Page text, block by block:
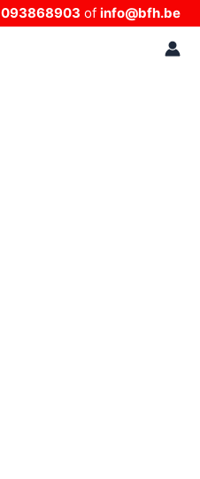
093868903 of info@bfh.be